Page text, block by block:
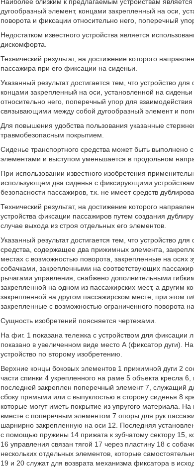
дугообразный элемент, концами закрепленный на оси,
поворота и фиксации относительно него, поперечный
Недостатком известного устройства является
дискомфорта.
Технический результат, на достижение которого
пассажира при его фиксации на сиденьи.
Указанный результат достигается тем, что устройство
концами закрепленный на оси, установленной на
относительно него, поперечный упор для
связывающими между собой дугообразный элемент и
Для повышения удобства пользования указанные
травмобезопасным покрытием.
Сиденье транспортного средства может быть
элементами и выступом уменьшается в продольном
При использовании известного изобретения
использующем два сиденья с фиксирующими
безопасности пассажиров, т.к. не имеет средств
Технический результат, на достижение которого
устройства фиксации пассажиров путем создания
случае выхода из строя отдельных его элементов.
Указанный результат достигается тем, что устройство
средства, содержащее два прижимных элемента,
местах с возможностью поворота, закрепленные на
собачками, закрепленными на соответствующих
рычагами управления, снабжено дополнительными
закрепленной на одном из пассажирских мест, а другим
закрепленной на другом пассажирском месте, при этом
закрепленные с возможностью ограниченного поворота
Сущность изобретений поясняется чертежами.
На фиг. 1 показана тележка с устройством для
показано в увеличенном виде место А (фиксатор дуги).
устройство по второму изобретению.
Верхние концы боковых элементов 1 прижимной дуги 2
части спинки 4 укрепленного на раме 5 объекта кресла
последней закреплен поперечный элемент 7, служащий
сбоку прямыми или с выпуклостью в сторону сиденья 8
которые могут иметь покрытие из упругого материала.
вместе с поперечным элементом 7 опоры для рук
шарнирно закрепленную на оси 12. Последняя
с помощью пружины 14 прижата к зубчатому сектору 15,
16 управления связан тягой 17 через пластину 18 с
нескольких отдельных элементов, которые
19 и 20 служат для возврата механизма фиксатора в